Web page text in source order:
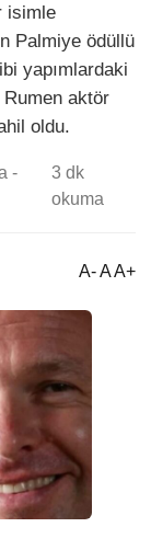
isimle
Palmiye ödüllü
yapımlardaki
Rumen aktör
oldu.
-
3 dk
okuma
A- A A+